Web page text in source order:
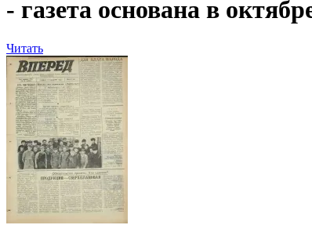
- газета основана в
Читать